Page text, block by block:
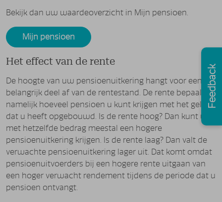
Bekijk dan uw waardeoverzicht in Mijn pensioen.
Mijn pensioen
Het effect van de rente
De hoogte van uw pensioenuitkering hangt voor een
belangrijk deel af van de rentestand. De rente bepaalt
namelijk hoeveel pensioen u kunt krijgen met het geld
dat u heeft opgebouwd. Is de rente hoog? Dan kunt u
met hetzelfde bedrag meestal een hogere
pensioenuitkering krijgen. Is de rente laag? Dan valt de
verwachte pensioenuitkering lager uit. Dat komt omdat
pensioenuitvoerders bij een hogere rente uitgaan van
een hoger verwacht rendement tijdens de periode dat u
pensioen ontvangt.
Feedback